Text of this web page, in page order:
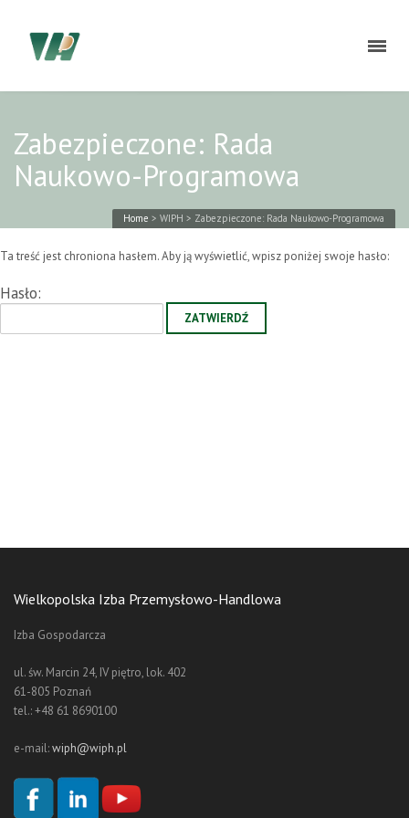
Zabezpieczone: Rada
Naukowo-Programowa
Home > WIPH > Zabezpieczone: Rada Naukowo-Programowa
Ta treść jest chroniona hasłem. Aby ją wyświetlić, wpisz poniżej swoje hasło:
Hasło:
Wielkopolska Izba Przemysłowo-Handlowa
Izba Gospodarcza
ul. św. Marcin 24, IV piętro, lok. 402
61-805 Poznań
tel.: +48 61 8690100
e-mail:wiph@wiph.pl